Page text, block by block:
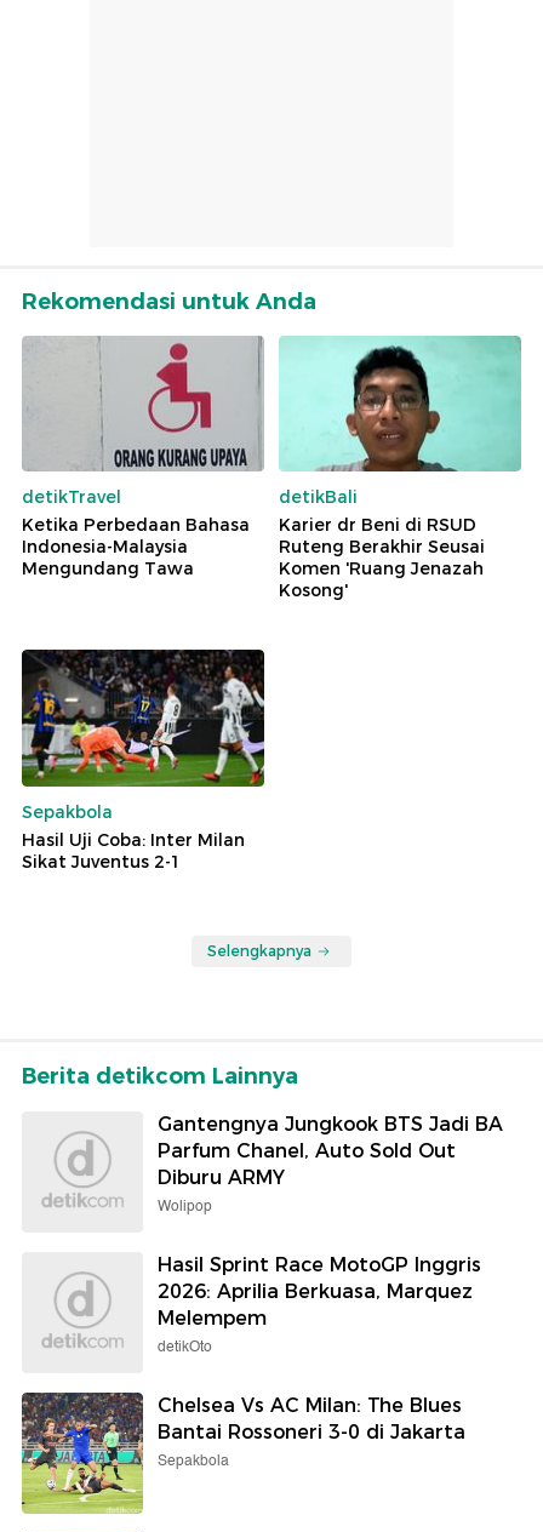
Rekomendasi untuk Anda
detikTravel
Ketika Perbedaan Bahasa
Indonesia-Malaysia
Mengundang Tawa
detikBali
Karier dr Beni di RSUD
Ruteng Berakhir Seusai
Komen 'Ruang Jenazah
Kosong'
Sepakbola
Hasil Uji Coba: Inter Milan
Sikat Juventus 2-1
Selengkapnya
Berita detikcom Lainnya
Gantengnya Jungkook BTS Jadi BA
Parfum Chanel, Auto Sold Out
Diburu ARMY
Wolipop
Hasil Sprint Race MotoGP Inggris
2026: Aprilia Berkuasa, Marquez
Melempem
detikOto
Chelsea Vs AC Milan: The Blues
Bantai Rossoneri 3-0 di Jakarta
Sepakbola